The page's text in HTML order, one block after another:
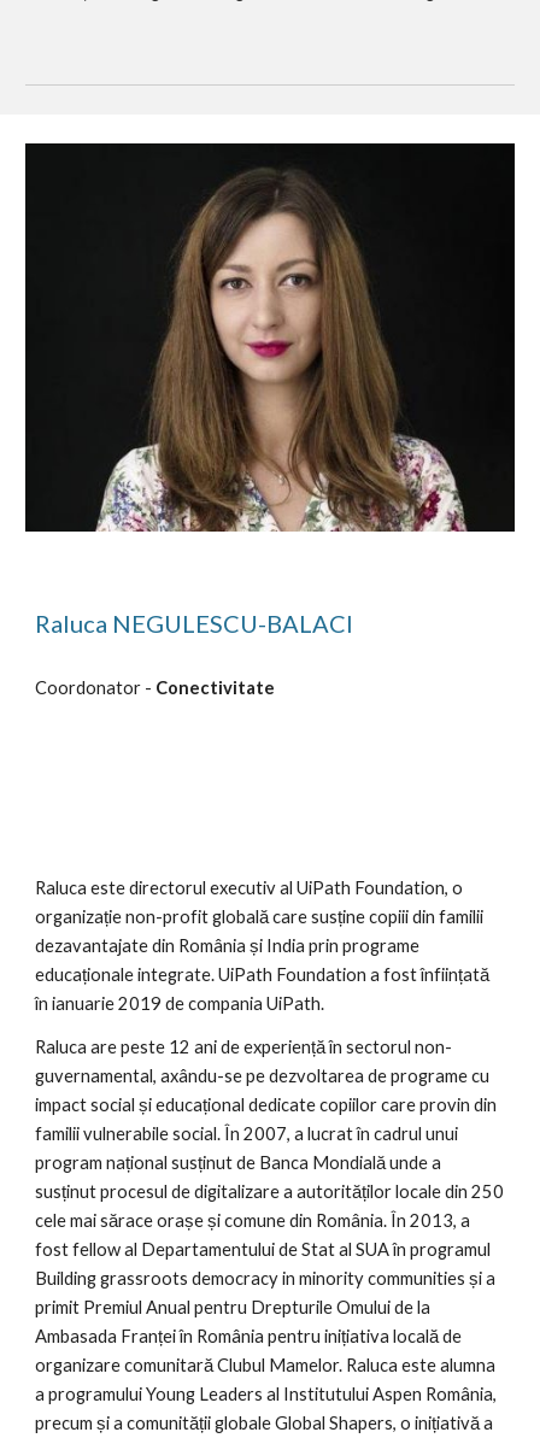
Raluca NEGULESCU-BALACI
Coordonator - Conectivitate
Raluca este directorul executiv al UiPath Foundation, o
organizație non-profit globală care susține copiii din familii
dezavantajate din România și India prin programe
educaționale integrate. UiPath Foundation a fost înființată
în ianuarie 2019 de compania UiPath.
Raluca are peste 12 ani de experiență în sectorul non-
guvernamental, axându-se pe dezvoltarea de programe cu
impact social și educațional dedicate copiilor care provin din
familii vulnerabile social. În 2007, a lucrat în cadrul unui
program național susținut de Banca Mondială unde a
susținut procesul de digitalizare a autorităților locale din 250
cele mai sărace orașe și comune din România. În 2013, a
fost fellow al Departamentului de Stat al SUA în programul
Building grassroots democracy in minority communities și a
primit Premiul Anual pentru Drepturile Omului de la
Ambasada Franței în România pentru inițiativa locală de
organizare comunitară Clubul Mamelor. Raluca este alumna
a programului Young Leaders al Institutului Aspen România,
precum și a comunității globale Global Shapers, o inițiativă a